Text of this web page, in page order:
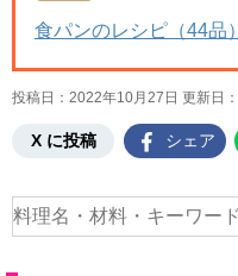
食パンのレシピ（44品）
投稿日：2022年10月27日 更新日：
X に投稿 シェア